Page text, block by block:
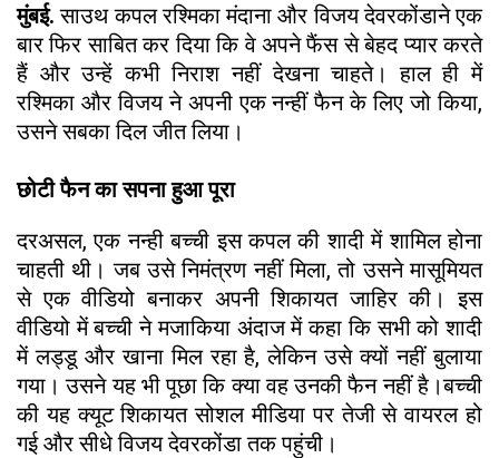
मुंबई.साउथ कपल रश्मिका मंदाना और विजय देवरकोंडाने एक
बार फिर साबित कर दिया कि वे अपने फैंस से बेहद प्यार करते
हैं और उन्हें कभी निराश नहीं देखना चाहते। हाल ही में
रश्मिका और विजय ने अपनी एक नन्हीं फैन के लिए जो किया,
उसने सबका दिल जीत लिया।
छोटी फैन का सपना हुआ पूरा
दरअसल, एक नन्ही बच्ची इस कपल की शादी में शामिल होना
चाहती थी। जब उसे निमंत्रण नहीं मिला, तो उसने मासूमियत
से एक वीडियो बनाकर अपनी शिकायत जाहिर की। इस
वीडियो में बच्ची ने मजाकिया अंदाज में कहा कि सभी को शादी
में लड्डू और खाना मिल रहा है, लेकिन उसे क्यों नहीं बुलाया
गया। उसने यह भी पूछा कि क्या वह उनकी फैन नहीं है।बच्ची
की यह क्यूट शिकायत सोशल मीडिया पर तेजी से वायरल हो
गई और सीधे विजय देवरकोंडा तक पहुंची।